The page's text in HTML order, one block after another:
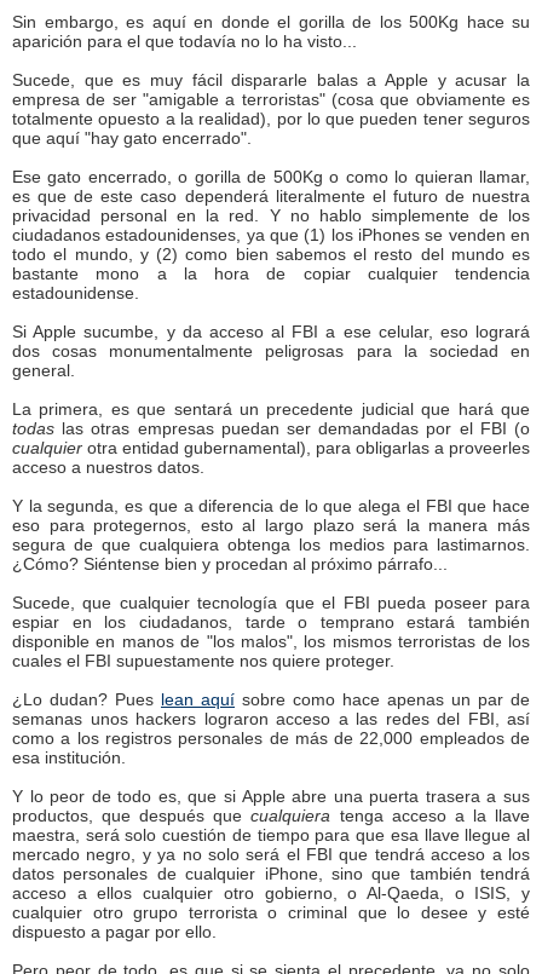
Sin embargo, es aquí en donde el gorilla de los 500Kg hace su
aparición para el que todavía no lo ha visto...
Sucede, que es muy fácil dispararle balas a Apple y acusar la
empresa de ser "amigable a terroristas" (cosa que obviamente es
totalmente opuesto a la realidad), por lo que pueden tener seguros
que aquí "hay gato encerrado".
Ese gato encerrado, o gorilla de 500Kg o como lo quieran llamar,
es que de este caso dependerá literalmente el futuro de nuestra
privacidad personal en la red. Y no hablo simplemente de los
ciudadanos estadounidenses, ya que (1) los iPhones se venden en
todo el mundo, y (2) como bien sabemos el resto del mundo es
bastante mono a la hora de copiar cualquier tendencia
estadounidense.
Si Apple sucumbe, y da acceso al FBI a ese celular, eso logrará
dos cosas monumentalmente peligrosas para la sociedad en
general.
La primera, es que sentará un precedente judicial que hará que
todas las otras empresas puedan ser demandadas por el FBI (o
cualquier otra entidad gubernamental), para obligarlas a proveerles
acceso a nuestros datos.
Y la segunda, es que a diferencia de lo que alega el FBI que hace
eso para protegernos, esto al largo plazo será la manera más
segura de que cualquiera obtenga los medios para lastimarnos.
¿Cómo? Siéntense bien y procedan al próximo párrafo...
Sucede, que cualquier tecnología que el FBI pueda poseer para
espiar en los ciudadanos, tarde o temprano estará también
disponible en manos de "los malos", los mismos terroristas de los
cuales el FBI supuestamente nos quiere proteger.
¿Lo dudan? Pues lean aquí sobre como hace apenas un par de
semanas unos hackers lograron acceso a las redes del FBI, así
como a los registros personales de más de 22,000 empleados de
esa institución.
Y lo peor de todo es, que si Apple abre una puerta trasera a sus
productos, que después quecualquiera tenga acceso a la llave
maestra, será solo cuestión de tiempo para que esa llave llegue al
mercado negro, y ya no solo será el FBI que tendrá acceso a los
datos personales de cualquier iPhone, sino que también tendrá
acceso a ellos cualquier otro gobierno, o Al-Qaeda, o ISIS, y
cualquier otro grupo terrorista o criminal que lo desee y esté
dispuesto a pagar por ello.